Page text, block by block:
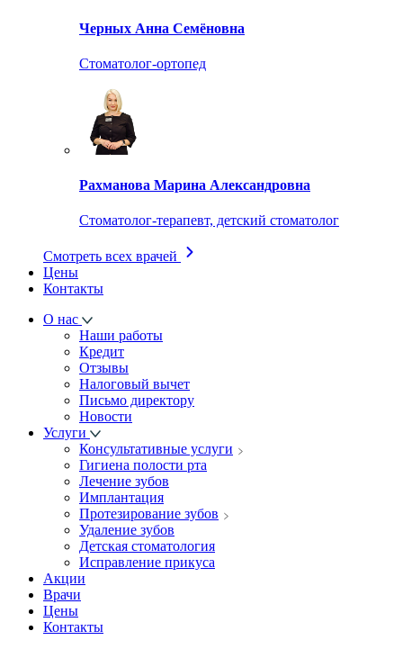
Черных Анна Семёновна
Стоматолог-ортопед
Рахманова Марина Александровна
Стоматолог-терапевт, детский стоматолог
Смотреть всех врачей
Цены
Контакты
О нас
Наши работы
Кредит
Отзывы
Налоговый вычет
Письмо директору
Новости
Услуги
Консультативные услуги
Гигиена полости рта
Лечение зубов
Имплантация
Протезирование зубов
Удаление зубов
Детская стоматология
Исправление прикуса
Акции
Врачи
Цены
Контакты